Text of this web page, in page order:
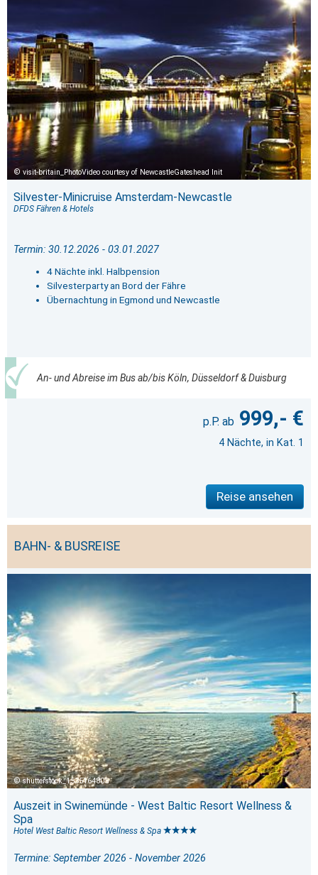
visit-britain_PhotoVideo courtesy of NewcastleGateshead Init
Silvester-Minicruise Amsterdam-Newcastle
DFDS Fähren & Hotels
Termin: 30.12.2026 - 03.01.2027
4 Nächte inkl. Halbpension
Silvesterparty an Bord der Fähre
Übernachtung in Egmond und Newcastle
An- und Abreise im Bus ab/bis Köln, Düsseldorf & Duisburg
999,- €
4 Nächte, in Kat. 1
Reise ansehen
BAHN- & BUSREISE
shutterstock_1535164805
Auszeit in Swinemünde - West Baltic Resort Wellness &
Spa
Hotel West Baltic Resort Wellness & Spa
Termine: September 2026 - November 2026